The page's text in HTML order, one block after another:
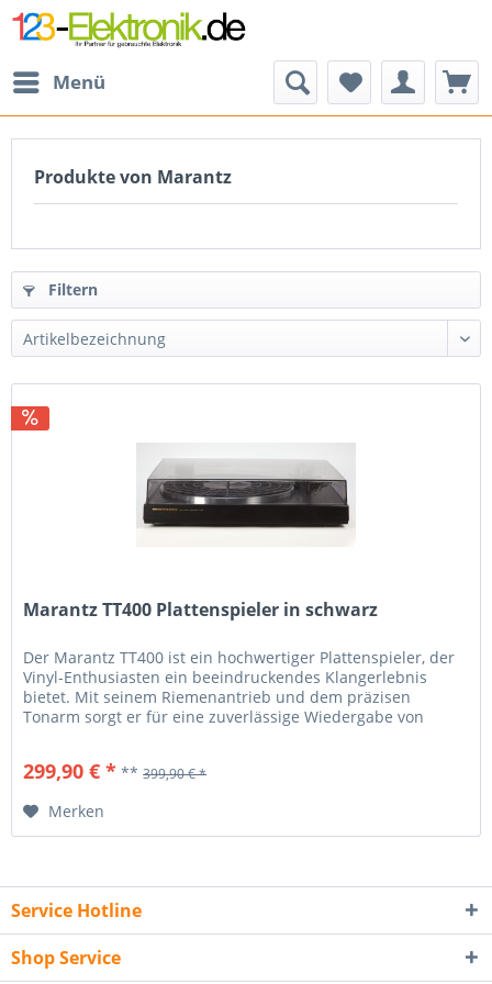
Menü
Produkte von Marantz
Filtern
Marantz TT400 Plattenspieler in schwarz
Der Marantz TT400 ist ein hochwertiger Plattenspieler, der
Vinyl-Enthusiasten ein beeindruckendes Klangerlebnis
bietet. Mit seinem Riemenantrieb und dem präzisen
Tonarm sorgt er für eine zuverlässige Wiedergabe von
störende Resonanzen zu minimieren. Die edle Optik und...
299,90 € * **399,90 € *
Merken
Service Hotline
Shop Service